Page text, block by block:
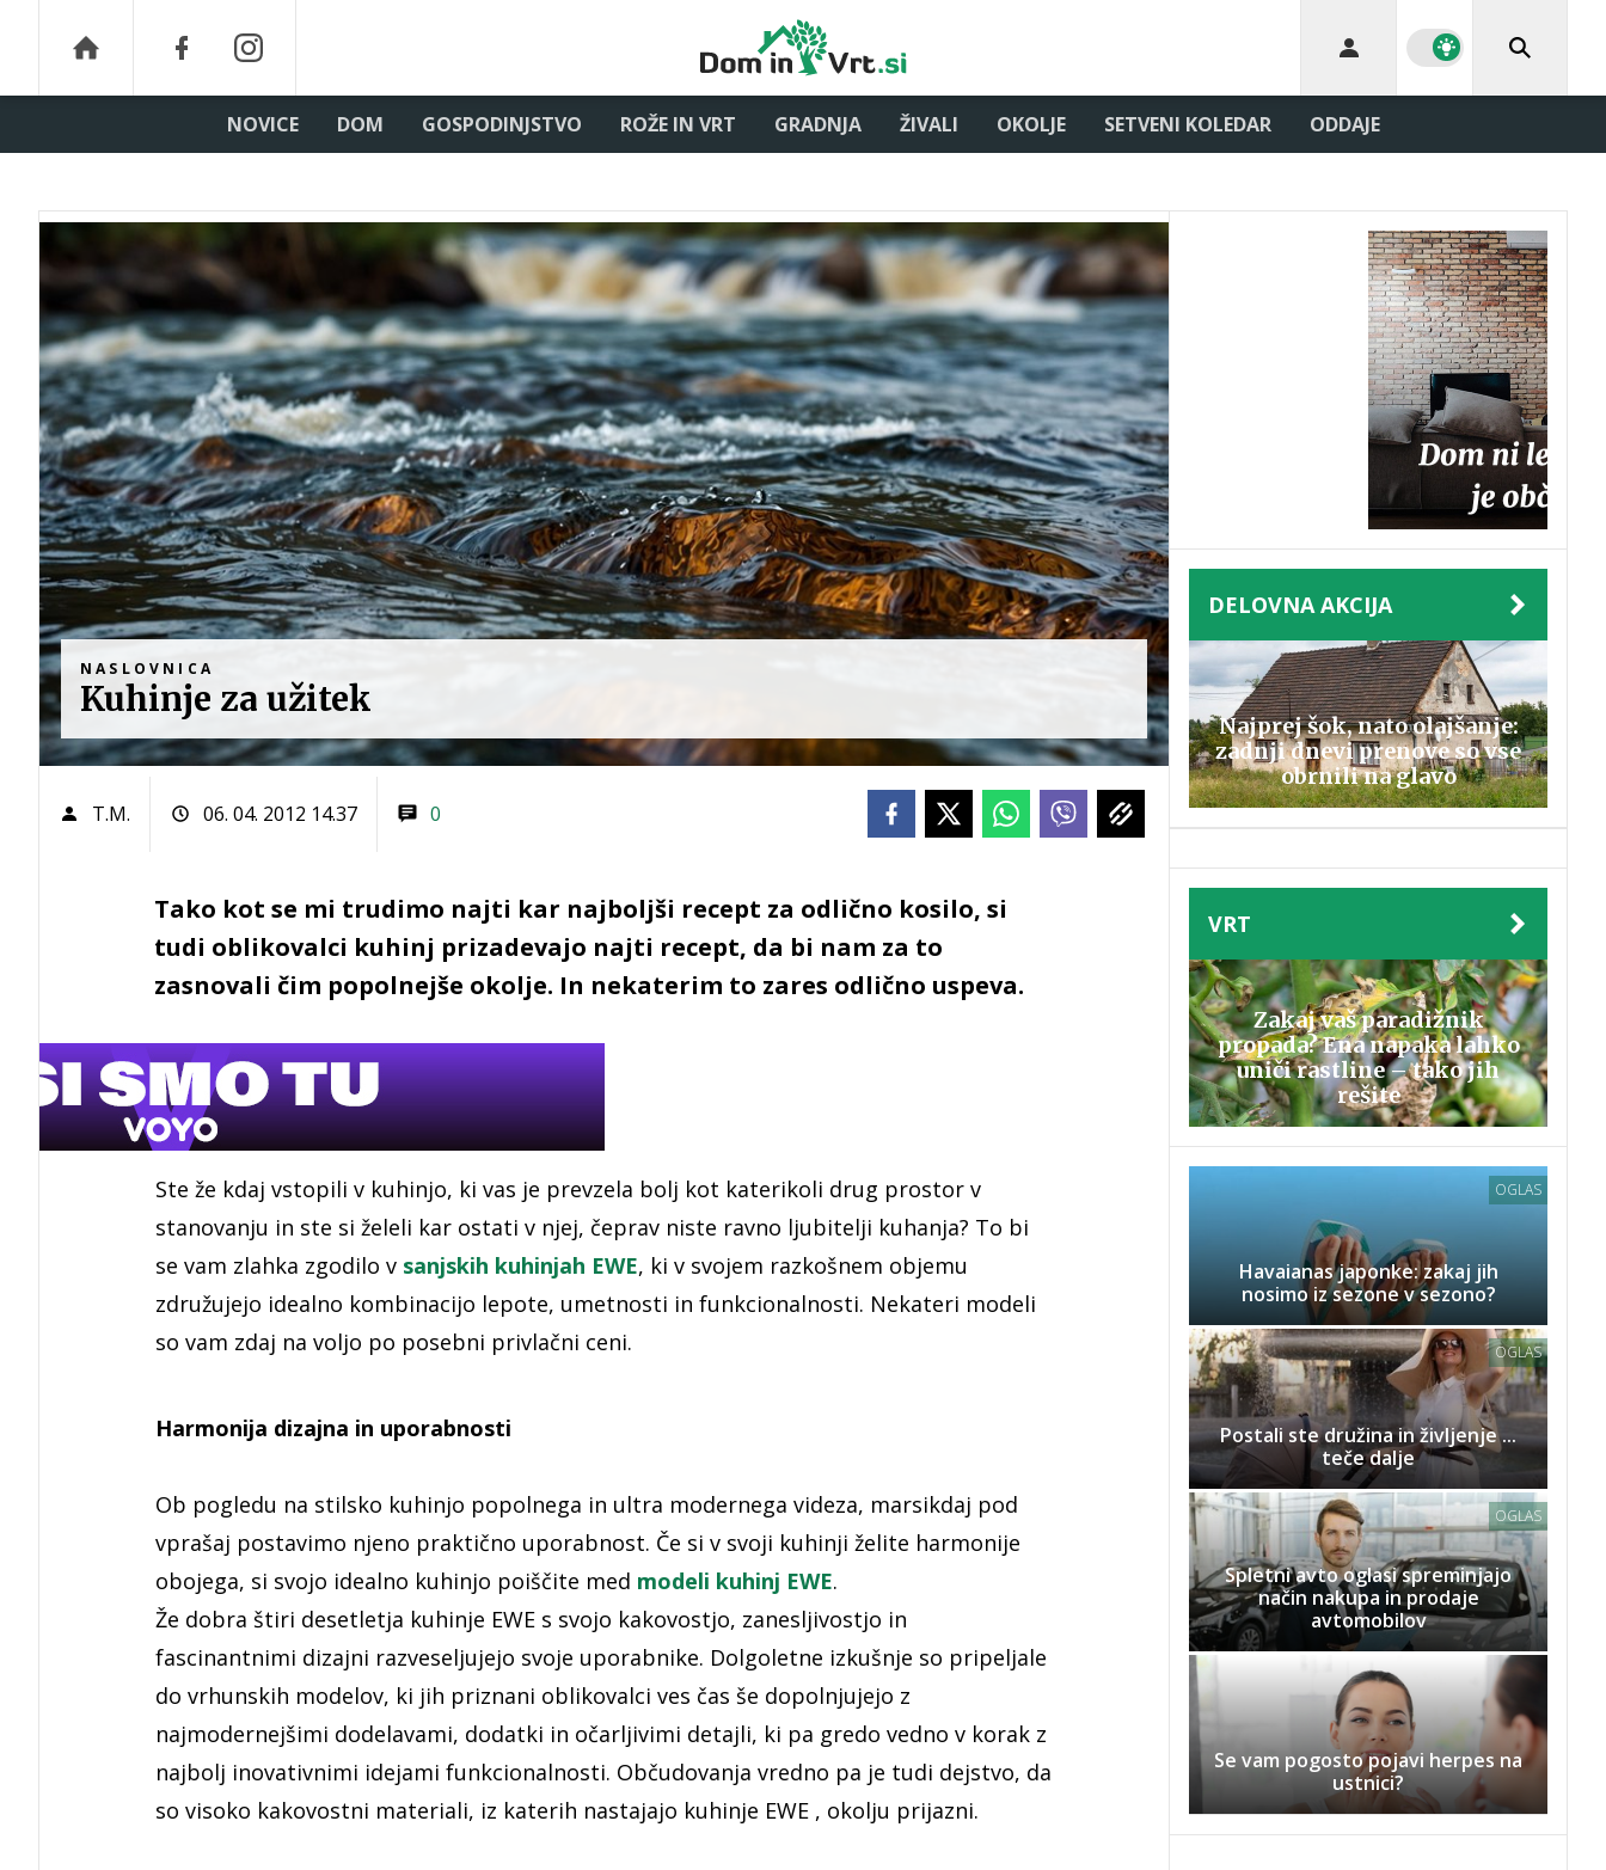
NOVICE DOM GOSPODINJSTVO ROŽE IN VRT GRADNJA ŽIVALI OKOLJE SETVENI KOLEDAR ODDAJE
NASLOVNICA
Kuhinje za užitek
T.M. 06. 04. 2012 14.37 0
Tako kot se mi trudimo najti kar najboljši recept za odlično kosilo, si
tudi oblikovalci kuhinj prizadevajo najti recept, da bi nam za to
zasnovali čim popolnejše okolje. In nekaterim to zares odlično uspeva.
Ste že kdaj vstopili v kuhinjo, ki vas je prevzela bolj kot katerikoli drug prostor v
stanovanju in ste si želeli kar ostati v njej, čeprav niste ravno ljubitelji kuhanja? To bi
se vam zlahka zgodilo v sanjskih kuhinjah EWE, ki v svojem razkošnem objemu
združujejo idealno kombinacijo lepote, umetnosti in funkcionalnosti. Nekateri modeli
so vam zdaj na voljo po posebni privlačni ceni.
Harmonija dizajna in uporabnosti
Ob pogledu na stilsko kuhinjo popolnega in ultra modernega videza, marsikdaj pod
vprašaj postavimo njeno praktično uporabnost. Če si v svoji kuhinji želite harmonije
obojega, si svojo idealno kuhinjo poiščite med modeli kuhinj EWE.
Že dobra štiri desetletja kuhinje EWE s svojo kakovostjo, zanesljivostjo in
fascinantnimi dizajni razveseljujejo svoje uporabnike. Dolgoletne izkušnje so pripeljale
do vrhunskih modelov, ki jih priznani oblikovalci ves čas še dopolnjujejo z
najmodernejšimi dodelavami, dodatki in očarljivimi detajli, ki pa gredo vedno v korak z
najbolj inovativnimi idejami funkcionalnosti. Občudovanja vredno pa je tudi dejstvo, da
so visoko kakovostni materiali, iz katerih nastajajo kuhinje EWE , okolju prijazni.
DELOVNA AKCIJA
Najprej šok, nato olajšanje:
zadnji dnevi prenove so vse
obrnili na glavo
VRT
Zakaj vaš paradižnik
propada? Ena napaka lahko
uniči rastline – tako jih
rešite
OGLAS
Havaianas japonke: zakaj jih
nosimo iz sezone v sezono?
OGLAS
Postali ste družina in življenje ...
teče dalje
OGLAS
Spletni avto oglasi spreminjajo
način nakupa in prodaje
avtomobilov
Se vam pogosto pojavi herpes na
ustnici?